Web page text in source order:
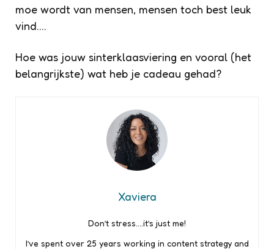
moe wordt van mensen, mensen toch best leuk
vind….
Hoe was jouw sinterklaasviering en vooral (het
belangrijkste) wat heb je cadeau gehad?
Xaviera
Don’t stress….it’s just me!
I’ve spent over 25 years working in content strategy and